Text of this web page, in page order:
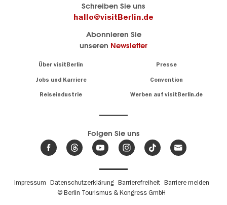
Schreiben Sie uns
hallo@visitBerlin.de
Abonnieren Sie
unseren Newsletter
Über visitBerlin Presse
Jobs und Karriere Convention
Reiseindustrie Werben auf visitBerlin.de
sind
für Sie da.
Tickets
Wir haben den
Insidertipps
Trends
Folgen Sie uns
Fußbereichsmenü
Impressum Datenschutzerklärung Barrierefreiheit Barriere melden
© Berlin Tourismus & Kongress GmbH